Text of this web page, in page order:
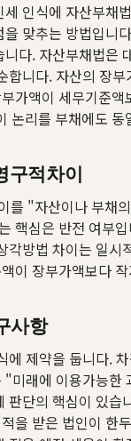
인식에 자산부채
맞추는 방법입니
다. 자산부채법은
합니다. 자산의 장
가액이 세무기준
논리를 부채에도
구적차이
를 "자산이나 부채
핵심은 반전 여부
각방법 차이는 일
이 장부가액보다
사항
에 제약을 둡니다.
"미래에 이용가능
판단의 핵심이 있
을 받은 법인이 한